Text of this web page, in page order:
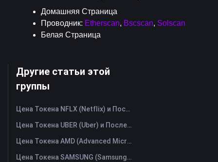
Домашняя Страница
Проводник: Etherscan, Bscscan, Solscan
Белая Страница
Другие статьи этой
группы
Цена Токена NFLX (Netflix) и Последний График в Реальном Времени
Цена Токена UBER (Uber) и Последний График в Реальном Времени
Цена Токена AMD (Advanced Micro Devices) и Последний График в Реальном Времени
Цена Токена SAMSUNG (Samsung Electronics Co., Ltd) и Последний График в Реальном Времени